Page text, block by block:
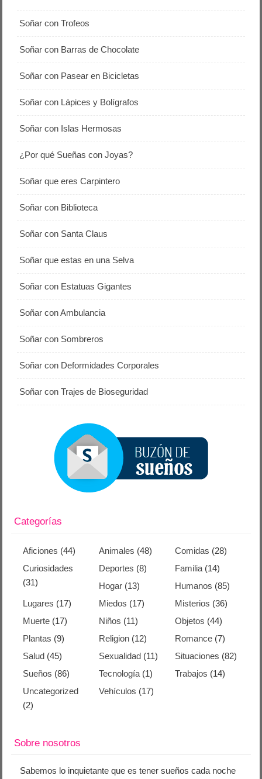
Soñar con Trofeos
Soñar con Barras de Chocolate
Soñar con Pasear en Bicicletas
Soñar con Lápices y Bolígrafos
Soñar con Islas Hermosas
¿Por qué Sueñas con Joyas?
Soñar que eres Carpintero
Soñar con Biblioteca
Soñar con Santa Claus
Soñar que estas en una Selva
Soñar con Estatuas Gigantes
Soñar con Ambulancia
Soñar con Sombreros
Soñar con Deformidades Corporales
Soñar con Trajes de Bioseguridad
Categorías
Aficiones (44) Animales (48) Comidas (28)
Curiosidades
(31)
Deportes (8) Familia(14)
Hogar (13) Humanos (85)
Lugares (17) Miedos (17) Misterios (36)
Muerte (17) Niños (11) Objetos (44)
Plantas (9) Religion (12) Romance(7)
Salud (45) Sexualidad (11) Situaciones (82)
Sueños (86) Tecnología (1) Trabajos (14)
Uncategorized
(2)
Vehículos (17)
Sobre nosotros
Sabemos lo inquietante que es tener sueños cada noche